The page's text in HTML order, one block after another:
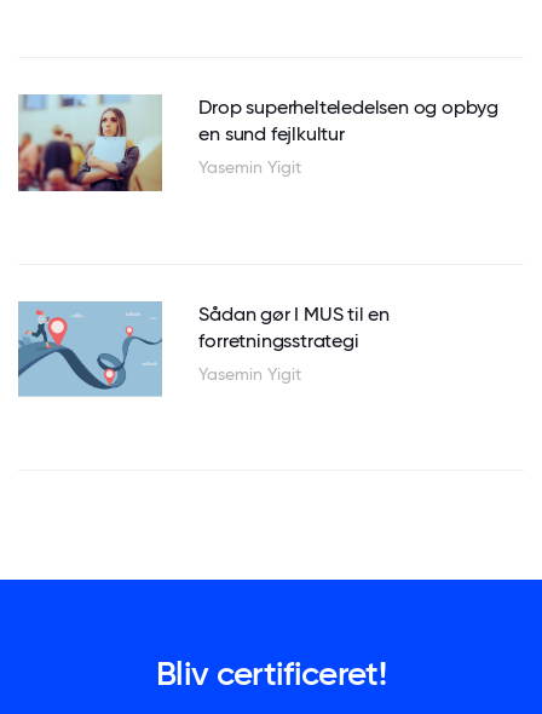
Drop superhelteledelsen og opbyg
en sund fejlkultur
Yasemin Yigit
Sådan gør I MUS til en
forretningsstrategi
Yasemin Yigit
Bliv certificeret!